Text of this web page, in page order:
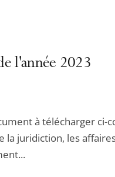
l'année 2023
à télécharger ci-
la juridiction, les